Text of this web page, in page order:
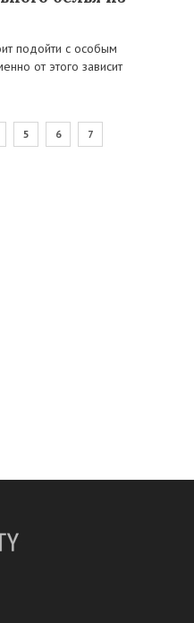
подойти с особым
от этого зависит
5 6 7